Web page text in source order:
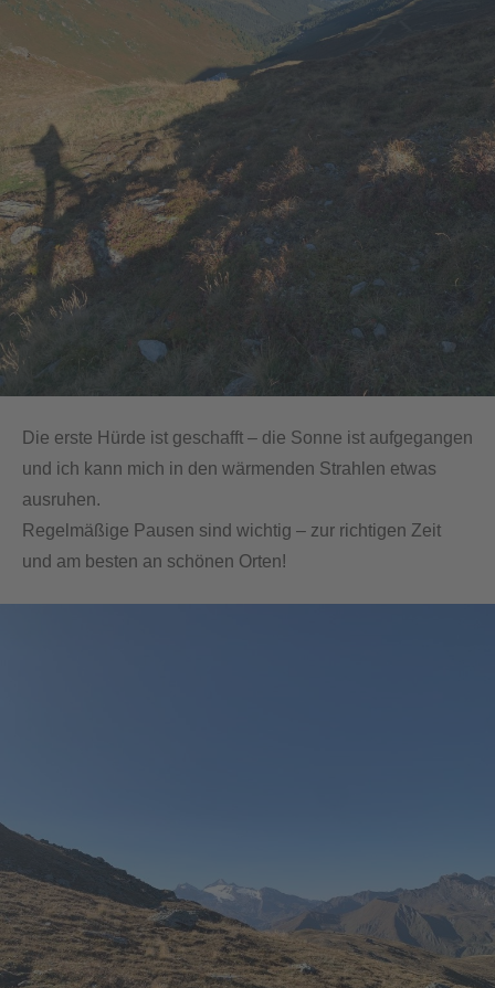
Die erste Hürde ist geschafft – die Sonne ist aufgegangen
und ich kann mich in den wärmenden Strahlen etwas
ausruhen.
Regelmäßige Pausen sind wichtig – zur richtigen Zeit
und am besten an schönen Orten!